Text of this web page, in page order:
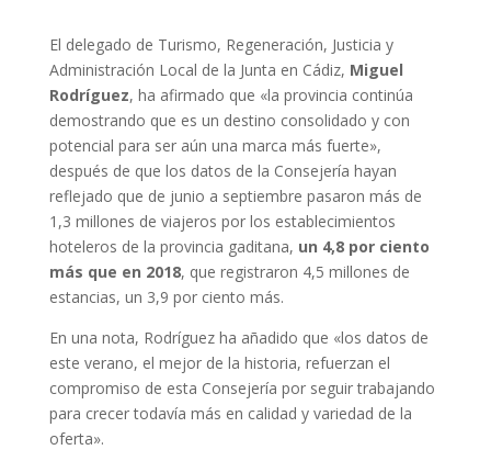
El delegado de Turismo, Regeneración, Justicia y
Administración Local de la Junta en Cádiz, Miguel
Rodríguez, ha afirmado que «la provincia continúa
demostrando que es un destino consolidado y con
potencial para ser aún una marca más fuerte»,
después de que los datos de la Consejería hayan
reflejado que de junio a septiembre pasaron más de
1,3 millones de viajeros por los establecimientos
hoteleros de la provincia gaditana, un 4,8 por ciento
más que en 2018, que registraron 4,5 millones de
estancias, un 3,9 por ciento más.
En una nota, Rodríguez ha añadido que «los datos de
este verano, el mejor de la historia, refuerzan el
compromiso de esta Consejería por seguir trabajando
para crecer todavía más en calidad y variedad de la
oferta».